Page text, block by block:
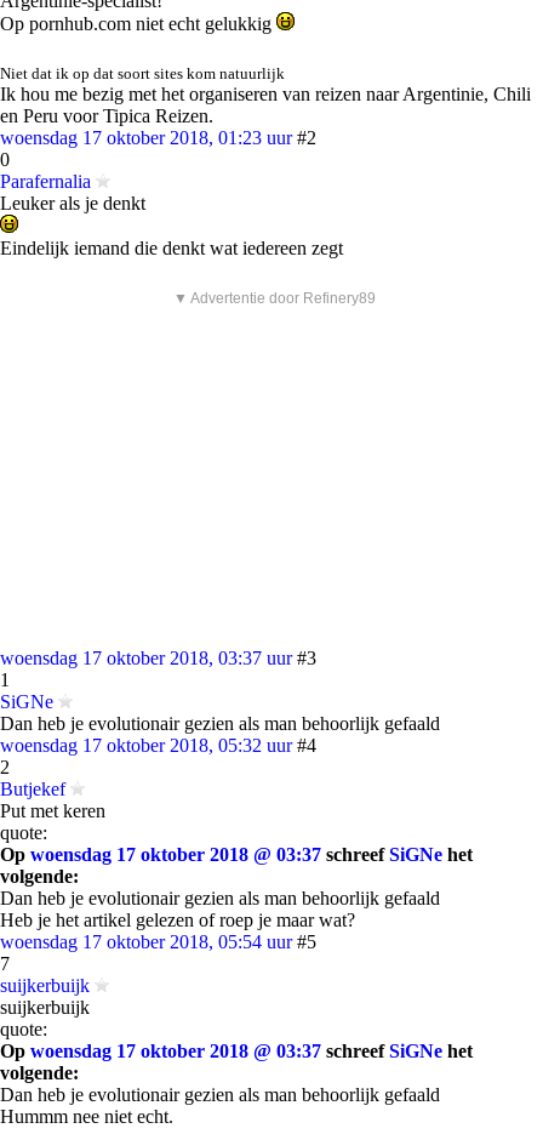
Op pornhub.com niet echt gelukkig
Niet dat ik op dat soort sites kom natuurlijk
Ik hou me bezig met het organiseren van reizen naar Argentinie, Chili
en Peru voor Tipica Reizen.
woensdag 17 oktober 2018, 01:23 uur #2
0
Parafernalia
Leuker als je denkt
Eindelijk iemand die denkt wat iedereen zegt
▼ Advertentie door Refinery89
woensdag 17 oktober 2018, 03:37 uur #3
1
SiGNe
Dan heb je evolutionair gezien als man behoorlijk gefaald
woensdag 17 oktober 2018, 05:32 uur #4
2
Butjekef
Put met keren
quote:
Op woensdag 17 oktober 2018 @ 03:37 schreefSiGNe het
volgende:
Dan heb je evolutionair gezien als man behoorlijk gefaald
Heb je het artikel gelezen of roep je maar wat?
woensdag 17 oktober 2018, 05:54 uur #5
7
suijkerbuijk
suijkerbuijk
quote:
Op woensdag 17 oktober 2018 @ 03:37 schreefSiGNe het
volgende:
Dan heb je evolutionair gezien als man behoorlijk gefaald
Hummm nee niet echt.